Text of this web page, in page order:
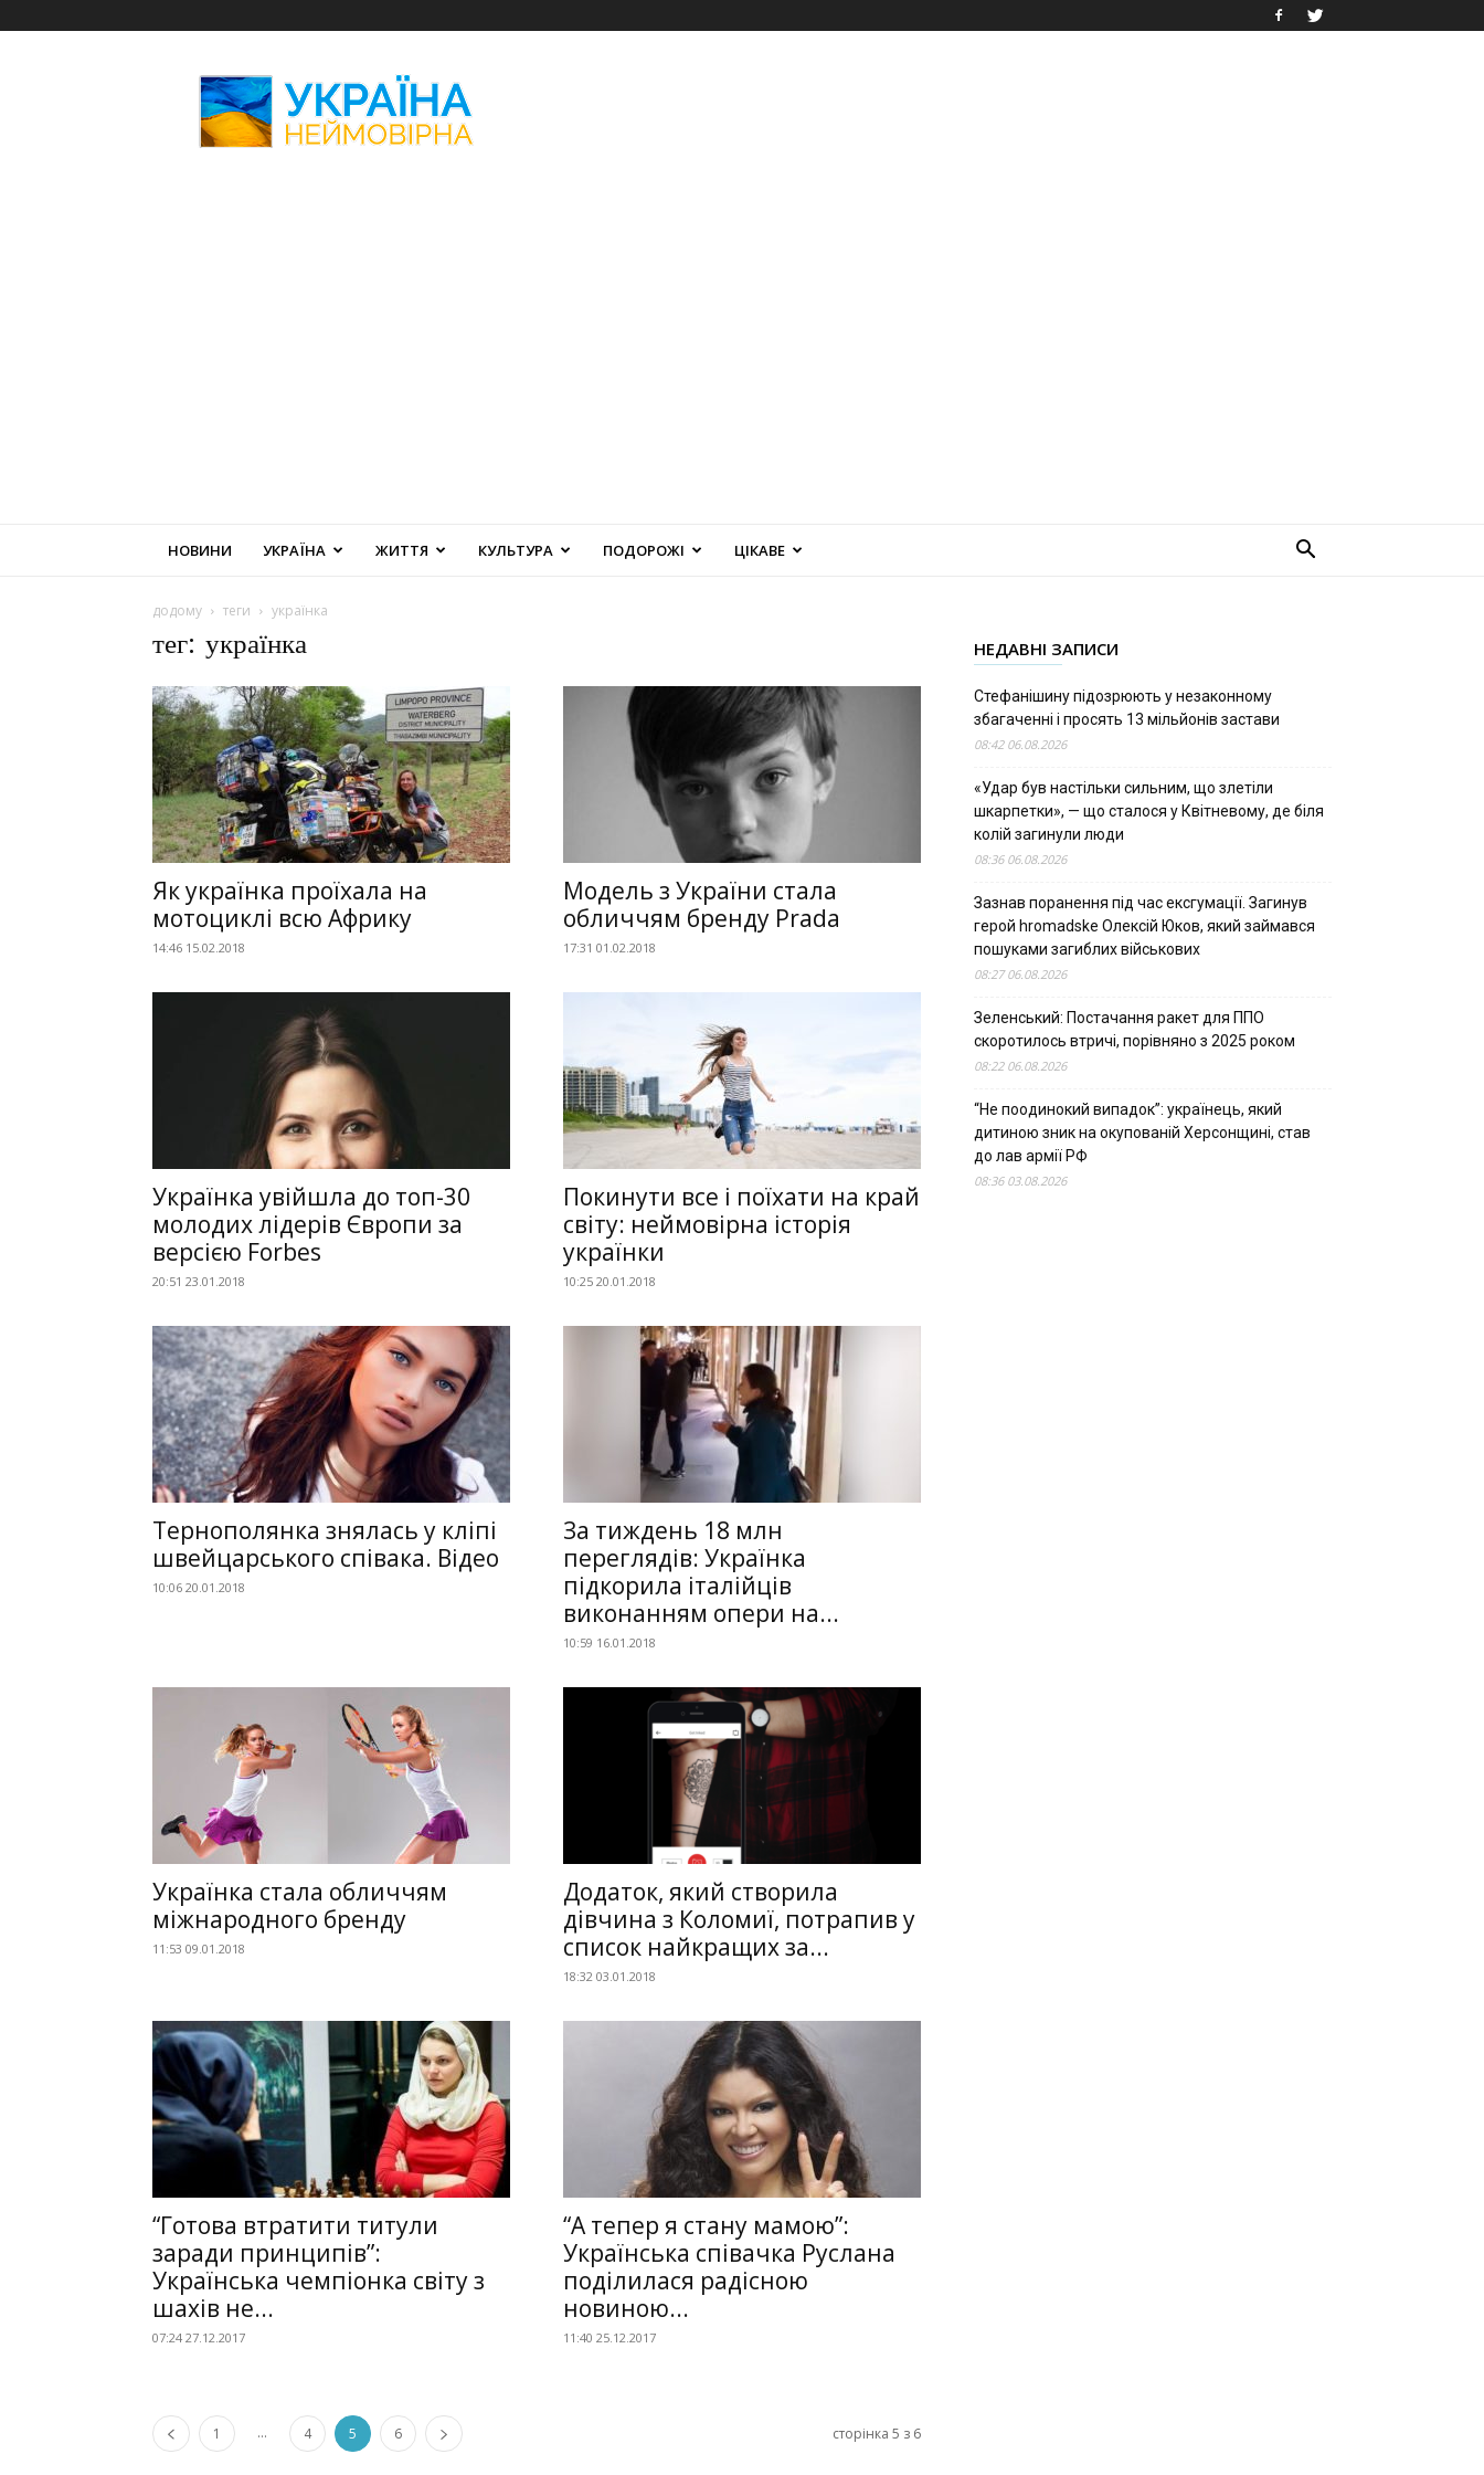
Неймовірна
НОВИНИ УКРАЇНА ЖИТТЯ КУЛЬТУРА ПОДОРОЖІ ЦІКАВЕ
додому теги українка
тег: українка
Як українка проїхала на
мотоциклі всю Африку
14:46 15.02.2018
Модель з України стала
обличчям бренду Prada
17:31 01.02.2018
Українка увійшла до топ-30
молодих лідерів Європи за
версією Forbes
20:51 23.01.2018
Покинути все і поїхати на край
світу: неймовірна історія
українки
10:25 20.01.2018
Тернополянка знялась у кліпі
швейцарського співака. Відео
10:06 20.01.2018
За тиждень 18 млн
переглядів: Українка
підкорила італійців
виконанням опери на...
10:59 16.01.2018
Українка стала обличчям
міжнародного бренду
11:53 09.01.2018
Додаток, який створила
дівчина з Коломиї, потрапив у
список найкращих за...
18:32 03.01.2018
“Готова втратити титули
заради принципів”:
Українська чемпіонка світу з
шахів не...
07:24 27.12.2017
“А тепер я стану мамою”:
Українська співачка Руслана
поділилася радісною
новиною...
11:40 25.12.2017
1 ... 4 5 6 сторінка 5 з 6
НЕДАВНІ ЗАПИСИ
Стефанішину підозрюють у незаконному
збагаченні і просять 13 мільйонів застави
08:42 06.08.2026
«Удар був настільки сильним, що злетіли
шкарпетки», — що сталося у Квітневому, де біля
колій загинули люди
08:36 06.08.2026
Зазнав поранення під час ексгумації. Загинув
герой hromadske Олексій Юков, який займався
пошуками загиблих військових
08:27 06.08.2026
Зеленський: Постачання ракет для ППО
скоротилось втричі, порівняно з 2025 роком
08:22 06.08.2026
“Не поодинокий випадок”: українець, який
дитиною зник на окупованій Херсонщині, став
до лав армії РФ
08:36 03.08.2026